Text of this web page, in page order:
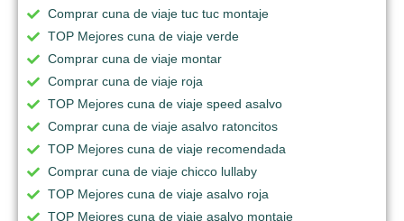
Comprar cuna de viaje tuc tuc montaje
TOP Mejores cuna de viaje verde
Comprar cuna de viaje montar
Comprar cuna de viaje roja
TOP Mejores cuna de viaje speed asalvo
Comprar cuna de viaje asalvo ratoncitos
TOP Mejores cuna de viaje recomendada
Comprar cuna de viaje chicco lullaby
TOP Mejores cuna de viaje asalvo roja
TOP Mejores cuna de viaje asalvo montaje